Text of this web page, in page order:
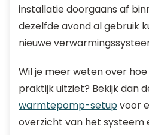
installatie doorgaans af
dezelfde avond al gebruik
nieuwe
Wil je meer weten over
praktijk uitziet? Bekijk dan
warmtepomp-setupvoor
overzicht van het systeem